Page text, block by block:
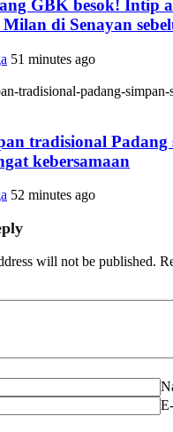
GBK besok! Intip
di Senayan
51 minutes ago
tradisional Padang
kebersamaan
52 minutes ago
will not be published.